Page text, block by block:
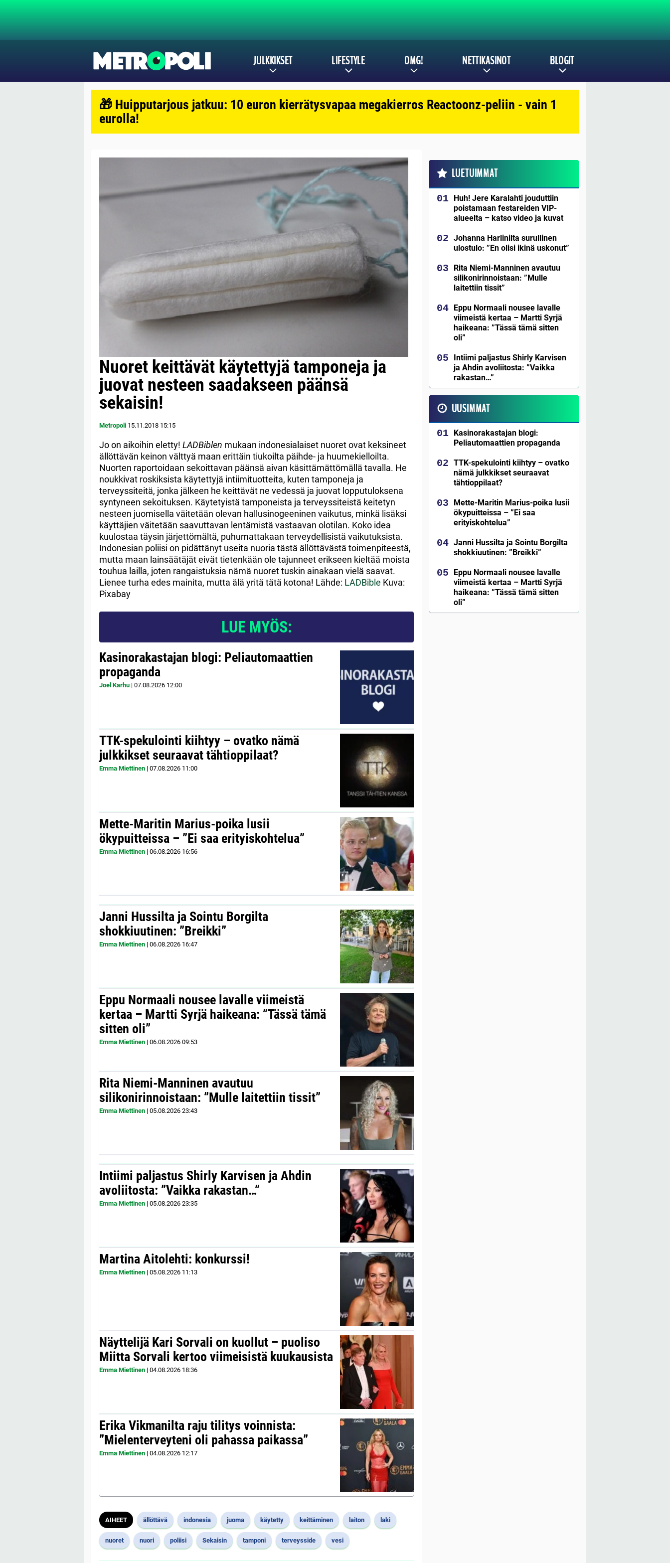
JULKKIKSET LIFESTYLE OMG! NETTIKASINOT BLOGIT
🎁 Huipputarjous jatkuu: 10 euron kierrätysvapaa megakierros Reactoonz-peliin - vain 1
eurolla!
Nuoret keittävät käytettyjä tamponeja ja
juovat nesteen saadakseen päänsä
sekaisin!
Metropoli 15.11.2018 15:15
Jo on aikoihin eletty! LADBiblen mukaan indonesialaiset nuoret ovat keksineet
ällöttävän keinon välttyä maan erittäin tiukoilta päihde- ja huumekielloilta.
Nuorten raportoidaan sekoittavan päänsä aivan käsittämättömällä tavalla. He
noukkivat roskiksista käytettyjä intiimituotteita, kuten tamponeja ja
terveyssiteitä, jonka jälkeen he keittävät ne vedessä ja juovat lopputuloksena
syntyneen sekoituksen. Käytetyistä tamponeista ja terveyssiteistä keitetyn
nesteen juomisella väitetään olevan hallusinogeeninen vaikutus, minkä lisäksi
käyttäjien väitetään saavuttavan lentämistä vastaavan olotilan. Koko idea
kuulostaa täysin järjettömältä, puhumattakaan terveydellisistä vaikutuksista.
Indonesian poliisi on pidättänyt useita nuoria tästä ällöttävästä toimenpiteestä,
mutta maan lainsäätäjät eivät tietenkään ole tajunneet erikseen kieltää moista
touhua lailla, joten rangaistuksia nämä nuoret tuskin ainakaan vielä saavat.
Lienee turha edes mainita, mutta älä yritä tätä kotona! Lähde: LADBible Kuva:
Pixabay
LUE MYÖS:
Kasinorakastajan blogi: Peliautomaattien
propaganda
Joel Karhu | 07.08.2026 12:00
TTK-spekulointi kiihtyy – ovatko nämä
julkkikset seuraavat tähtioppilaat?
Emma Miettinen | 07.08.2026 11:00
Mette-Maritin Marius-poika lusii
ökypuitteissa – ”Ei saa erityiskohtelua”
Emma Miettinen | 06.08.2026 16:56
Janni Hussilta ja Sointu Borgilta
shokkiuutinen: ”Breikki”
Emma Miettinen | 06.08.2026 16:47
Eppu Normaali nousee lavalle viimeistä
kertaa – Martti Syrjä haikeana: ”Tässä tämä
sitten oli”
Emma Miettinen | 06.08.2026 09:53
Rita Niemi-Manninen avautuu
silikonirinnoistaan: ”Mulle laitettiin tissit”
Emma Miettinen | 05.08.2026 23:43
Intiimi paljastus Shirly Karvisen ja Ahdin
avoliitosta: ”Vaikka rakastan…”
Emma Miettinen | 05.08.2026 23:35
Martina Aitolehti: konkurssi!
Emma Miettinen | 05.08.2026 11:13
Näyttelijä Kari Sorvali on kuollut – puoliso
Miitta Sorvali kertoo viimeisistä kuukausista
Emma Miettinen | 04.08.2026 18:36
Erika Vikmanilta raju tilitys voinnista:
”Mielenterveyteni oli pahassa paikassa”
Emma Miettinen | 04.08.2026 12:17
AIHEET ällöttävä indonesia juoma käytetty keittäminen laiton laki
nuoret nuori poliisi Sekaisin tamponi terveysside vesi
LUETUIMMAT
Huh! Jere Karalahti jouduttiin
poistamaan festareiden VIP-
alueelta – katso video ja kuvat
Johanna Harlinilta surullinen
ulostulo: ”En olisi ikinä uskonut”
Rita Niemi-Manninen avautuu
silikonirinnoistaan: ”Mulle
laitettiin tissit”
Eppu Normaali nousee lavalle
viimeistä kertaa – Martti Syrjä
haikeana: ”Tässä tämä sitten
oli”
Intiimi paljastus Shirly Karvisen
ja Ahdin avoliitosta: ”Vaikka
rakastan…”
UUSIMMAT
Kasinorakastajan blogi:
Peliautomaattien propaganda
TTK-spekulointi kiihtyy – ovatko
nämä julkkikset seuraavat
tähtioppilaat?
Mette-Maritin Marius-poika lusii
ökypuitteissa – ”Ei saa
erityiskohtelua”
Janni Hussilta ja Sointu Borgilta
shokkiuutinen: ”Breikki”
Eppu Normaali nousee lavalle
viimeistä kertaa – Martti Syrjä
haikeana: ”Tässä tämä sitten
oli”